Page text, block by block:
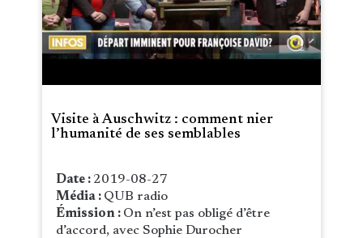
Visite à Auschwitz : comment nier
l’humanité de ses semblables
Date : 2019-08-27
Média : QUB radio
Émission : On n’est pas obligé d’être
d’accord, avec Sophie Durocher